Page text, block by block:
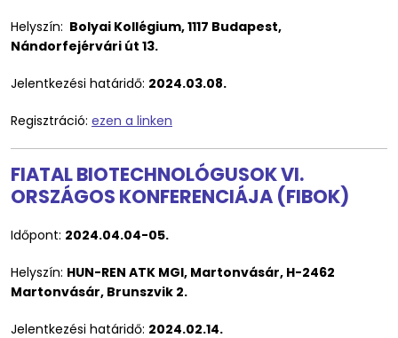
Helyszín: Bolyai Kollégium, 1117 Budapest,
Nándorfejérvári út 13.
Jelentkezési határidő: 2024.03.08.
Regisztráció: ezen a linken
FIATAL BIOTECHNOLÓGUSOK VI.
ORSZÁGOS KONFERENCIÁJA (FIBOK)
Időpont: 2024.04.04-05.
Helyszín: HUN-REN ATK MGI, Martonvásár, H-2462
Martonvásár, Brunszvik 2.
Jelentkezési határidő: 2024.02.14.